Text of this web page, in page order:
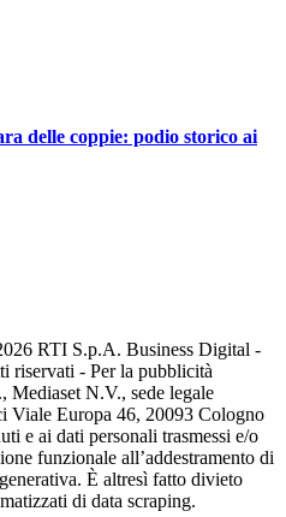
delle coppie: podio storico ai
RTI S.p.A. Business Digital -
riservati - Per la pubblicità
N.V., sede legale
Viale Europa 46, 20093 Cologno
e ai dati personali trasmessi e/o
funzionale all’addestramento di
È altresì fatto divieto
di data scraping.